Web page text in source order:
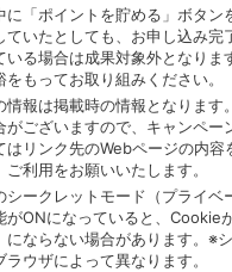
に「ポイントを貯める」ボタン
ていたとしても、お申し込み完
いる場合は成果対象外となりま
をもってお取り組みください。
情報は掲載時の情報となります
がございますので、キャンペー
はリンク先のWebページの内容
ご利用をお願いいたします。
シークレットモード（プライベ
がONになっていると、Cookie
にならない場合があります。※
ウザによって異なります。